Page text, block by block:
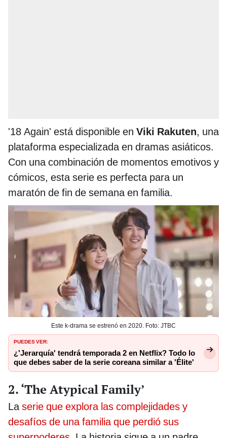
'18 Again' está disponible en Viki Rakuten, una
plataforma especializada en dramas asiáticos.
Con una combinación de momentos emotivos y
cómicos, esta serie es perfecta para un
maratón de fin de semana en familia.
Este k-drama se estrenó en 2020. Foto: JTBC
PUEDES VER:
¿'Jerarquía' tendrá temporada 2 en Netflix? Todo lo
que debes saber de la serie coreana similar a 'Élite'
2. ‘The Atypical Family’
Laserie que explora las complejidades y
desafíos de una familia que perdió sus